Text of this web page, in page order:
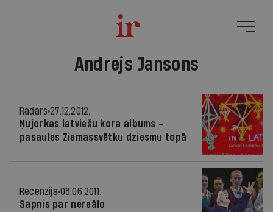
Andrejs Jansons
Radars 27.12.2012.
Ņujorkas latviešu kora albums -
pasaules Ziemassvētku dziesmu topā
Recenzija 08.06.2011.
Sapnis par nereālo